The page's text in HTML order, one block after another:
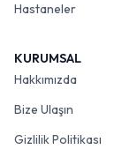
Hastaneler
KURUMSAL
Hakkımızda
Bize Ulaşın
Gizlilik Politikası